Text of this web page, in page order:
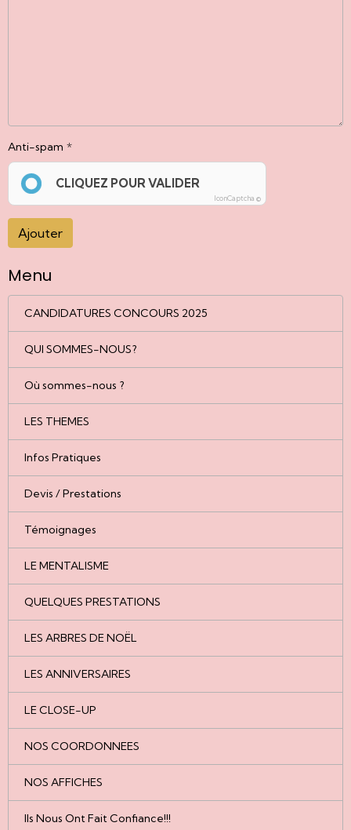
Anti-spam
CLIQUEZ POUR VALIDER
IconCaptcha ©
Ajouter
Menu
CANDIDATURES CONCOURS 2025
QUI SOMMES-NOUS?
Où sommes-nous ?
LES THEMES
Infos Pratiques
Devis / Prestations
Témoignages
LE MENTALISME
QUELQUES PRESTATIONS
LES ARBRES DE NOËL
LES ANNIVERSAIRES
LE CLOSE-UP
NOS COORDONNEES
NOS AFFICHES
Ils Nous Ont Fait Confiance!!!